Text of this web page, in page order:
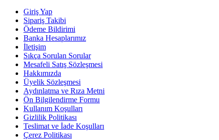
Giriş Yap
Sipariş Takibi
Ödeme Bildirimi
Banka Hesaplarımız
İletişim
Sıkça Sorulan Sorular
Mesafeli Satış Sözleşmesi
Hakkımızda
Üyelik Sözleşmesi
Aydınlatma ve Rıza Metni
Ön Bilgilendirme Formu
Kullanım Koşulları
Gizlilik Politikası
Teslimat ve İade Koşulları
Çerez Politikası